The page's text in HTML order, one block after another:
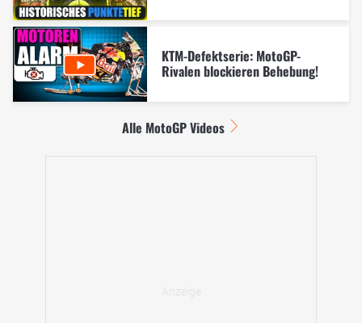
KTM-Defektserie: MotoGP-
Rivalen blockieren Behebung!
Alle MotoGP Videos